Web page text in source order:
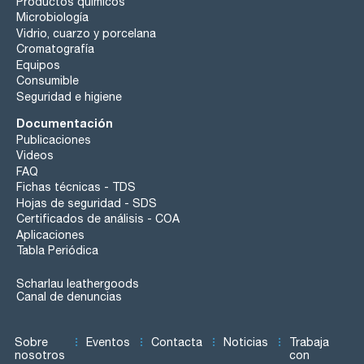
Microbiología
Vidrio, cuarzo y porcelana
Cromatografía
Equipos
Consumible
Seguridad e higiene
Documentación
Publicaciones
Videos
FAQ
Fichas técnicas - TDS
Hojas de seguridad - SDS
Certificados de análisis - COA
Aplicaciones
Tabla Periódica
Scharlau leathergoods
Canal de denuncias
Sobre
nosotros
Eventos Contacta Noticias
Trabaja
con